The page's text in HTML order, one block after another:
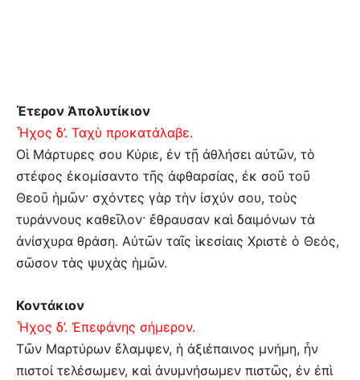
Έτερον Ἀπολυτίκιον
Ἦχος δ’. Ταχὺ προκατάλαβε.
Οἱ Μάρτυρες σου Κύριε, ἐν τῇ ἀθλήσει αὐτῶν, τὸ
στέφος ἐκομίσαντο τῆς ἀφθαρσίας, ἐκ σοῦ τοῦ
Θεοῦ ἡμῶν· σχόντες γὰρ τὴν ἰσχύν σου, τοὺς
τυράννους καθεῖλον· ἔθραυσαν καὶ δαιμόνων τὰ
ἀνίσχυρα θράση. Αὐτῶν ταῖς ἱκεσίαις Χριστὲ ὁ Θεός,
σῶσον τὰς ψυχὰς ἡμῶν.
Κοντάκιον
Ἦχος δ’. Ἐπεφάνης σήμερον.
Τῶν Μαρτύρων ἔλαμψεν, ἡ ἀξιέπαινος μνήμη, ἦν
πιστοί τελέσωμεν, καὶ ἀνυμνήσωμεν πιστῶς, ἐν ἐπὶ